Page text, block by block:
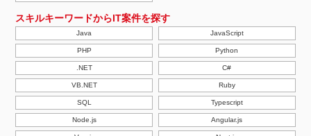
スキルキーワードからIT案件を探す
Java JavaScript
PHP Python
.NET C#
VB.NET Ruby
SQL Typescript
Node.js Angular.js